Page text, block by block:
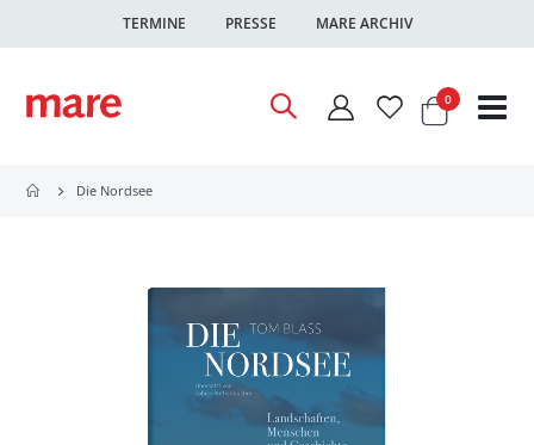
TERMINE PRESSE MARE ARCHIV
Warenkorb
0Artikel
Die Nordsee